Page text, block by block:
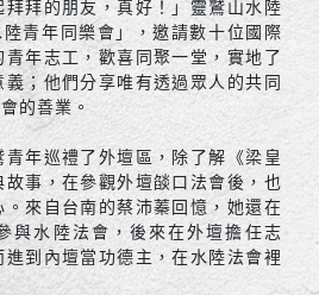
拜拜的朋友，真好！」靈鷲山水陸
青年同樂會」，邀請數十位國際
年志工，歡喜同聚一堂，實地了
；他們分享唯有透過眾人的共同
的善業。
年巡禮了外壇區，除了解《梁皇
事，在參觀外壇燄口法會後，也
來自台南的蔡沛蓁回憶，她還在
與水陸法會，後來在外壇擔任志
到內壇當功德主，在水陸法會裡